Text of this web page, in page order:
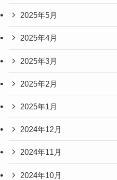
2025年5月
2025年4月
2025年3月
2025年2月
2025年1月
2024年12月
2024年11月
2024年10月